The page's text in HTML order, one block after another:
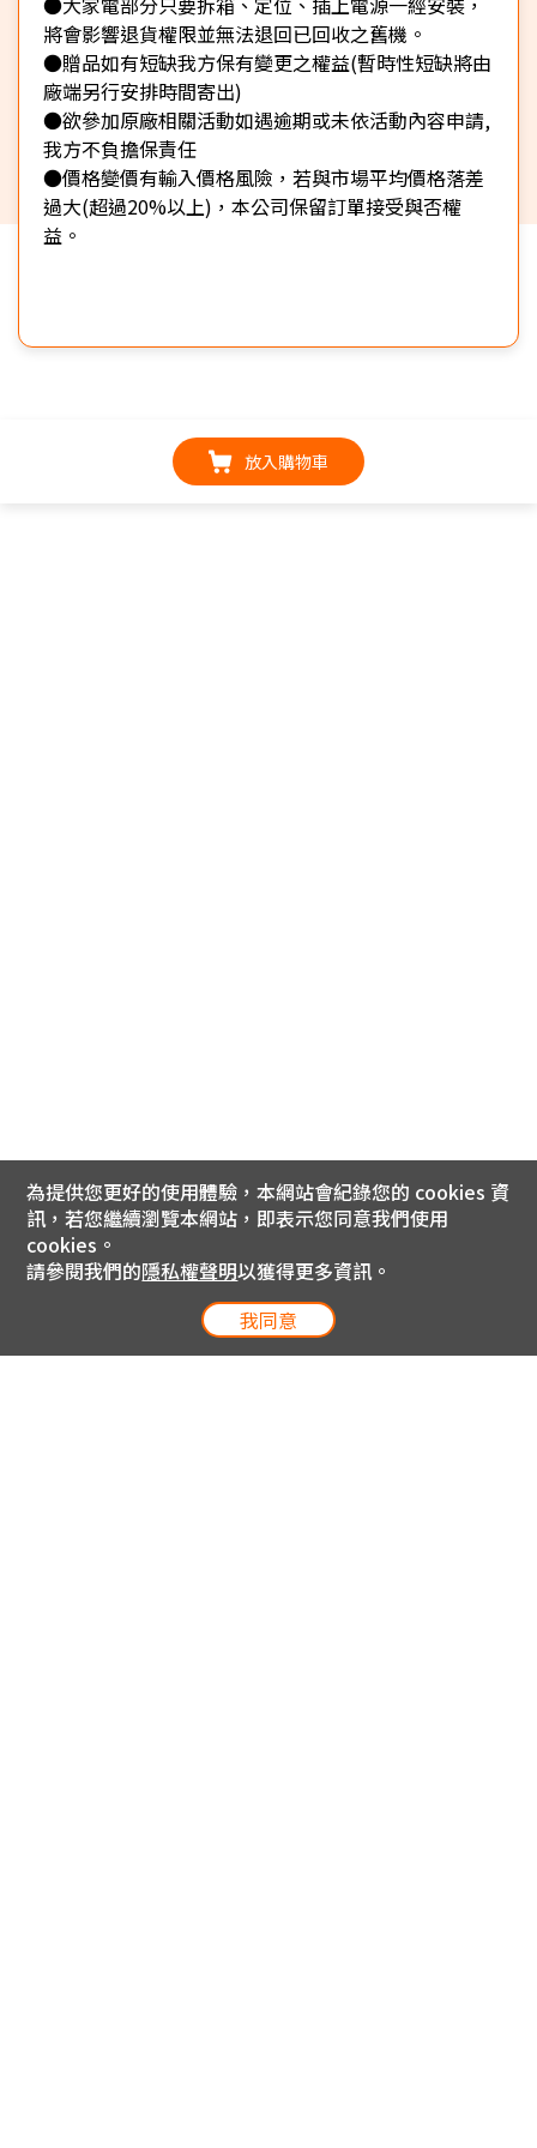
將會影響退貨權限並無法退回已回收之舊機。
●贈品如有短缺我方保有變更之權益(暫時性短缺將由
廠端另行安排時間寄出)
●欲參加原廠相關活動如遇逾期或未依活動內容申請,
我方不負擔保責任
●價格變價有輸入價格風險，若與市場平均價格落差
過大(超過20%以上)，本公司保留訂單接受與否權
益。
放入購物車
為提供您更好的使用體驗，本網站會紀錄您的 cookies 資
訊，若您繼續瀏覽本網站，即表示您同意我們使用
cookies。
請參閱我們的隱私權聲明以獲得更多資訊。
我同意